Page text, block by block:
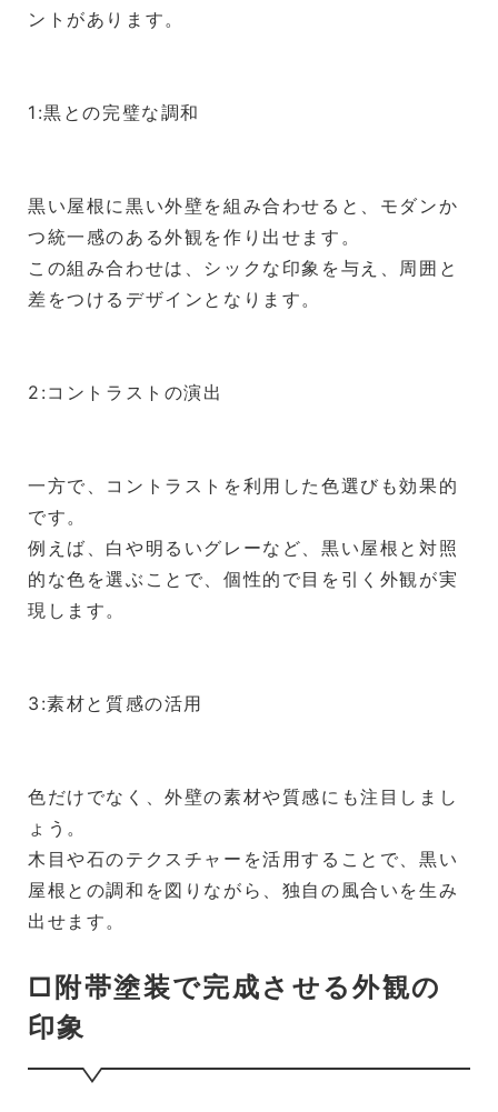
ントがあります。
1:黒との完璧な調和
黒い屋根に黒い外壁を組み合わせると、モダンか
つ統一感のある外観を作り出せます。
この組み合わせは、シックな印象を与え、周囲と
差をつけるデザインとなります。
2:コントラストの演出
一方で、コントラストを利用した色選びも効果的
です。
例えば、白や明るいグレーなど、黒い屋根と対照
的な色を選ぶことで、個性的で目を引く外観が実
現します。
3:素材と質感の活用
色だけでなく、外壁の素材や質感にも注目しまし
ょう。
木目や石のテクスチャーを活用することで、黒い
屋根との調和を図りながら、独自の風合いを生み
出せます。
□附帯塗装で完成させる外観の
印象